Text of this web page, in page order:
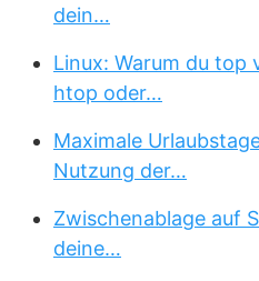
dein…
Linux: Warum du top
htop oder…
Maximale
Nutzung der…
Zwischenablage auf
deine…